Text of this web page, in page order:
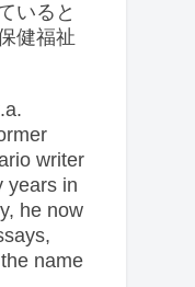
いると
健福祉
writer
years in
he now
name